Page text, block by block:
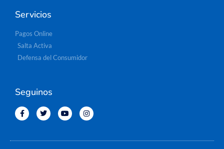
Servicios
Pagos Online
Salta Activa
Defensa del Consumidor
Seguinos